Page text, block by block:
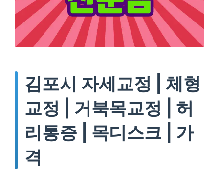
김포시 자세교정 | 체형
교정 | 거북목교정 | 허
리통증 | 목디스크 | 가
격